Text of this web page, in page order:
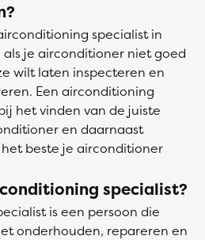
specialist in
als je airconditioner niet goed
wilt laten inspecteren en
Een airconditioning
het vinden van de juiste
en daarnaast
beste je airconditioner
specialist?
is een persoon die
onderhouden, repareren en